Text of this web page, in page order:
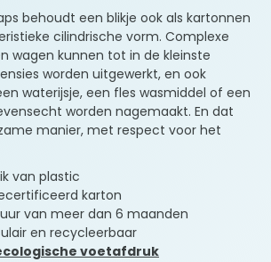
behoudt een blikje ook als kartonnen
cilindrische vorm. Complexe
wagen kunnen tot in de kleinste
worden uitgewerkt, en ook
waterijsje, een fles wasmiddel of een
worden nagemaakt. En dat
manier, met respect voor het
van plastic
karton
van meer dan 6 maanden
en recycleerbaar
voetafdruk
uw gegevens om uw aanvraag te
gebruiken uw e-mailadres ook
te sturen over producten en
zijn met de producten
u hebt aangevraagd. Als u
niet wilt ontvangen, vink dan
aan:
er bezwaar tegen dat POP
mij via e-mail producten en
aanbiedt die vergelijkbaar zijn
en services die ik al